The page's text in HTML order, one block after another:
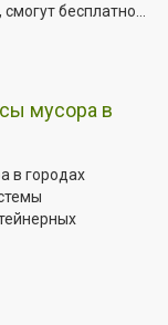
бесплатно...
мусора в
в городах